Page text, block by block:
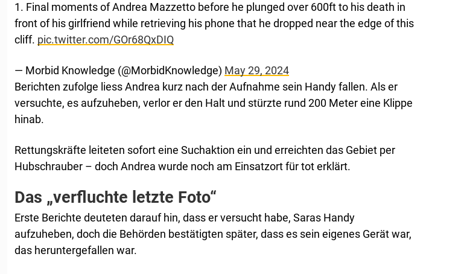
1. Final moments of Andrea Mazzetto before he plunged over 600ft to his death in
front of his girlfriend while retrieving his phone that he dropped near the edge of this
cliff. pic.twitter.com/GOr68QxDIQ
— Morbid Knowledge (@MorbidKnowledge) May 29, 2024
Berichten zufolge liess Andrea kurz nach der Aufnahme sein Handy fallen. Als er
versuchte, es aufzuheben, verlor er den Halt und stürzte rund 200 Meter eine Klippe
hinab.
Rettungskräfte leiteten sofort eine Suchaktion ein und erreichten das Gebiet per
Hubschrauber – doch Andrea wurde noch am Einsatzort für tot erklärt.
Das „verfluchte letzte Foto“
Erste Berichte deuteten darauf hin, dass er versucht habe, Saras Handy
aufzuheben, doch die Behörden bestätigten später, dass es sein eigenes Gerät war,
das heruntergefallen war.